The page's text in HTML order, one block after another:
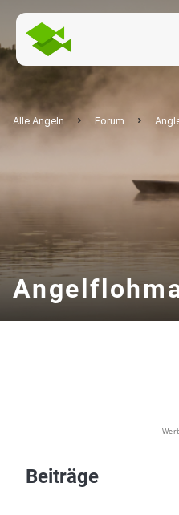
Alle Angeln Forum
Beiträge